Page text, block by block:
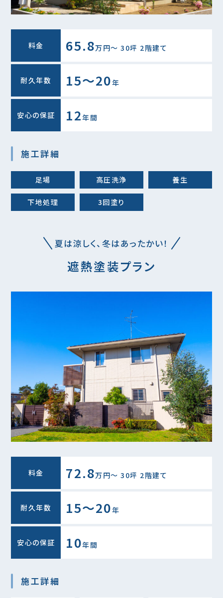
料金 65.8万円〜 30坪 2階建て
耐久年数 15～20年
安心の保証 12年間
施工詳細
足場 高圧洗浄 養生
下地処理 3回塗り
夏は涼しく、冬はあったかい！
遮熱塗装プラン
料金 72.8万円〜 30坪 2階建て
耐久年数 15～20年
安心の保証 10年間
施工詳細